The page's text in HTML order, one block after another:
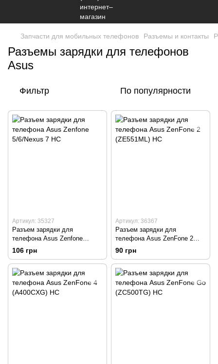
Запчасти для мобильных телефонов Разъемы и контакты
Разъемы зарядки для телефонов
Asus
Фильтр По популярности
Артикул: 35327
Разъем зарядки для
телефона Asus Zenfone
5/6/Nexus 7 HC
106 грн
Артикул: 36367
Разъем зарядки для
телефона Asus ZenFone 2
(ZE551ML) HC
90 грн